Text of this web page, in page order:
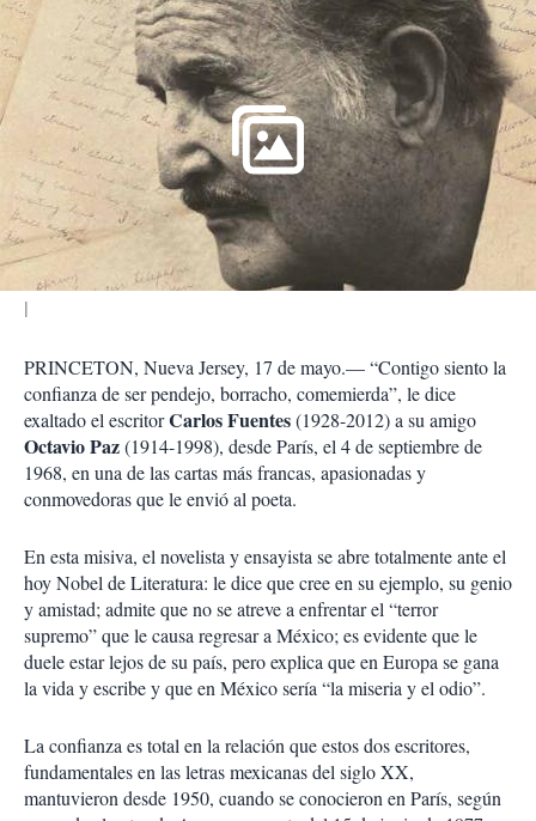
e
c
o
m
p
a
t
r
PRINCETON, Nueva Jersey, 17 de mayo.— “Contigo siento la
confianza de ser pendejo, borracho, comemierda”, le dice
exaltado el escritorCarlos Fuentes(1928-2012) a su amigo
Octavio Paz(1914-1998), desde París, el 4 de septiembre de
1968, en una de las cartas más francas, apasionadas y
conmovedoras que le envió al poeta.
En esta misiva, el novelista y ensayista se abre totalmente ante el
hoy Nobel de Literatura: le dice que cree en su ejemplo, su genio
y amistad; admite que no se atreve a enfrentar el “terror
supremo” que le causa regresar a México; es evidente que le
duele estar lejos de su país, pero explica que en Europa se gana
la vida y escribe y que en México sería “la miseria y el odio”.
La confianza es total en la relación que estos dos escritores,
fundamentales en las letras mexicanas del siglo XX,
mantuvieron desde 1950, cuando se conocieron en París, según